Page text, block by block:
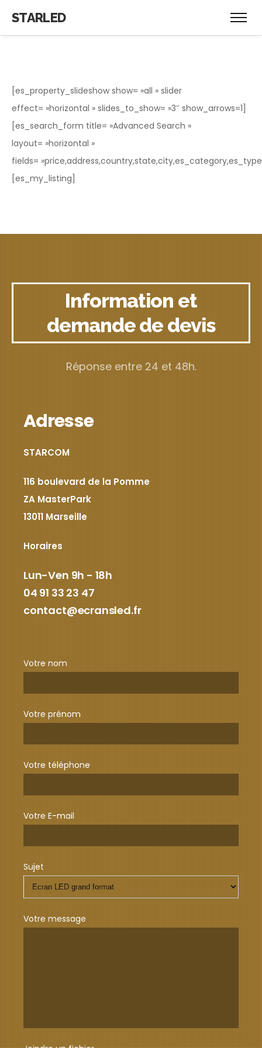
STARLED
[es_property_slideshow show= »all » slider
effect= »horizontal » slides_to_show= »3″ show_arrows=1]
[es_search_form title= »Advanced Search »
layout= »horizontal »
fields=
[es_my_listing]
Information et
demande de devis
Réponse entre 24 et 48h.
Adresse
STARCOM
116 boulevard de la Pomme
ZA MasterPark
13011 Marseille
Horaires
Lun-Ven 9h - 18h
04 91 33 23 47
contact@ecransled.fr
Votre nom
Votre prénom
Votre téléphone
Votre E-mail
Sujet
Votre message